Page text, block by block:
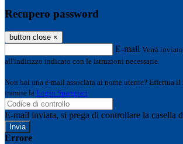
Recupero password
button close ×
E-mail Verrà
all'indirizzo indicato con le istruzioni necessarie.
Non hai una e-mail associata al nome utente? Effettua il
tramite la Login Spaggiari
E-mail inviata, si prega di controllare la casella
Errore